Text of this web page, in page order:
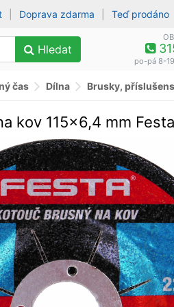
Doprava zdarma Teď prodáno
Hledat
po-pá 8-
čas Dílna Brusky,
kov 115x6,4 mm Festa